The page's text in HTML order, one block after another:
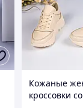
Кожаные
кроссовки